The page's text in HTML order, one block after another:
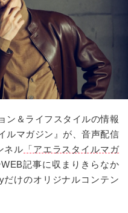
ン＆ライフスタイルの情報
ルマガジン』が、音声配信
ネル 「アエラスタイルマガ
記事に収まりきらなか
だけのオリジナルコンテン